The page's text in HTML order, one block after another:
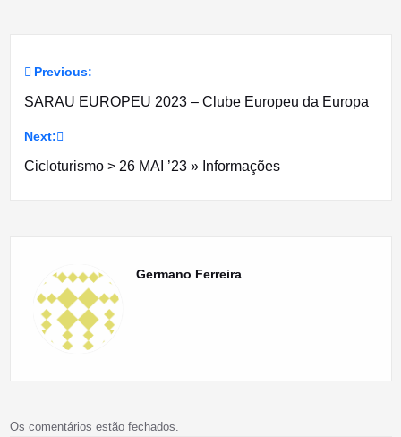
Navegação
artigos
Previous:
SARAU EUROPEU 2023 – Clube Europeu da Europa
Next:
Cicloturismo > 26 MAI ’23 » Informações
Germano Ferreira
Os comentários estão fechados.